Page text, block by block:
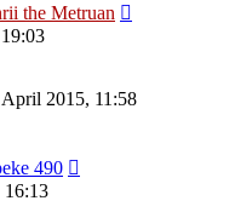
the Metruan
2015, 11:58
490
16:13